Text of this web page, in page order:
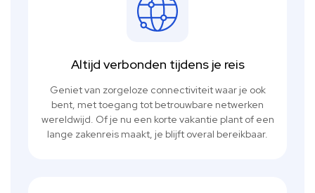
Altijd verbonden tijdens je reis
Geniet van zorgeloze connectiviteit waar je ook
bent, met toegang tot betrouwbare netwerken
wereldwijd. Of je nu een korte vakantie plant of een
lange zakenreis maakt, je blijft overal bereikbaar.